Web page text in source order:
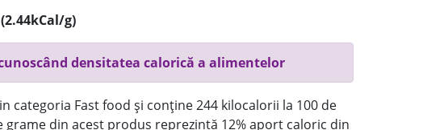
g)
densitatea calorică a alimentelor
categoria Fast food și conține 244 kilocalorii la 100 de
grame din acest produs reprezintă 12% aport caloric din